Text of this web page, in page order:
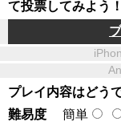
て投票してみよう！
プレイ内容はどう
難易度
簡単